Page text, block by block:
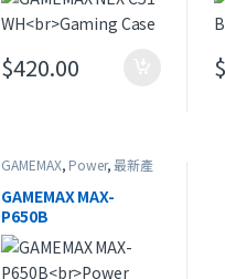
$420.00 $
GAMEMAX, Power,最新產
GAMEMAX MAX-
P650B
Power Supply